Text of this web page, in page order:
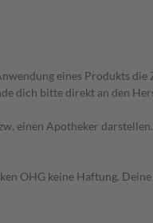
eines Produkts
dich bitte direkt an den
einen Apotheker
OHG keine Haftung.